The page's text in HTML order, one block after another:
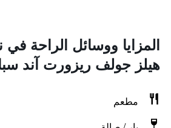
المزايا ووسائل الراحة في
هيلز جولف ريزورت آند
مطعم